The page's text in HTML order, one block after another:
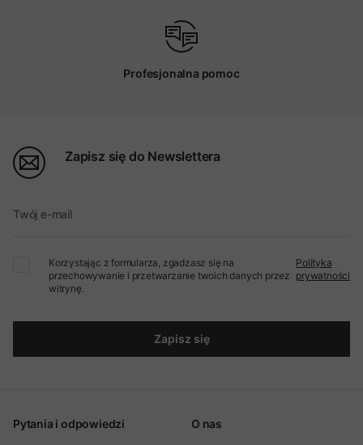
Profesjonalna pomoc
Zapisz się do Newslettera
Twój e-mail
Korzystając z formularza, zgadzasz się na
przechowywanie i przetwarzanie twoich danych przez
witrynę.
Polityka
prywatności
Zapisz się
Pytania i odpowiedzi O nas